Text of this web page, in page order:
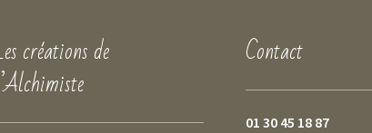
créations de
Contact
01 30 45 18 87